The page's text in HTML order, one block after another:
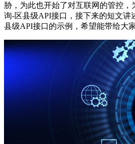
胁，为此也开始了对互联网的管控，
询-区县级API接口，接下来的短文讲
县级API接口的示例，希望能带给大